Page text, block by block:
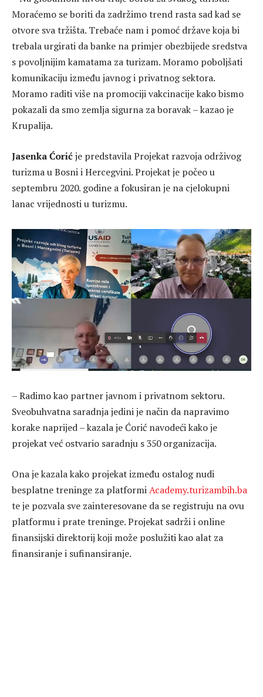
Moraćemo se boriti da zadržimo trend rasta sad kad se
otvore sva tržišta. Trebaće nam i pomoć države koja bi
trebala urgirati da banke na primjer obezbijede sredstva
s povoljnijim kamatama za turizam. Moramo poboljšati
komunikaciju između javnog i privatnog sektora.
Moramo raditi više na promociji vakcinacije kako bismo
pokazali da smo zemlja sigurna za boravak – kazao je
Krupalija.
Jasenka Ćorićje predstavila Projekat razvoja održivog
turizma u Bosni i Hercegvini. Projekat je počeo u
septembru 2020. godine a fokusiran je na cjelokupni
lanac vrijednosti u turizmu.
– Radimo kao partner javnom i privatnom sektoru.
Sveobuhvatna saradnja jedini je način da napravimo
korake naprijed – kazala je Ćorić navodeći kako je
projekat već ostvario saradnju s 350 organizacija.
Ona je kazala kako projekat između ostalog nudi
besplatne treninge za platformiAcademy.turizambih.ba
te je pozvala sve zainteresovane da se registruju na ovu
platformu i prate treninge. Projekat sadrži i online
finansijski direktorij koji može poslužiti kao alat za
finansiranje i sufinansiranje.